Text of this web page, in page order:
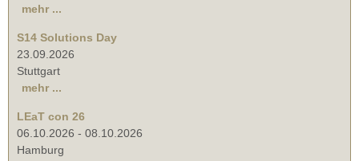
mehr ...
S14 Solutions Day
23.09.2026
Stuttgart
mehr ...
LEaT con 26
06.10.2026 - 08.10.2026
Hamburg